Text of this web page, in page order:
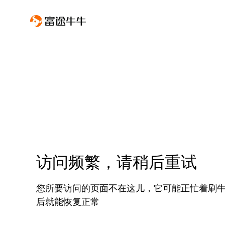
访问频繁，请稍后重试
您所要访问的页面不在这儿，它可能正忙着刷
后就能恢复正常